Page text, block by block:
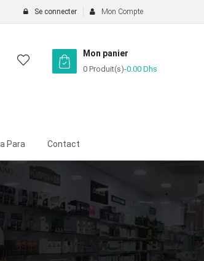
Mon Compte
Se connecter
Mon panier
0 Produit(s)-0.00 Dhs
Para Contact